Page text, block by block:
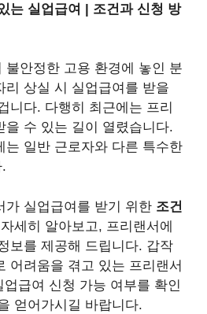
는 실업급여 | 조건과 신청 방
불안정한 고용 환경에 놓인 분
리 상실 시 실업급여를 받을
니다. 다행히 최근에는 프리
을 수 있는 길이 열렸습니다.
는 일반 근로자와 다른 특수한
가 실업급여를 받기 위한 조건
세히 알아보고, 프리랜서에
보를 제공해 드립니다. 갑작
어려움을 겪고 있는 프리랜서
급여 신청 가능 여부를 확인
얻어가시길 바랍니다.